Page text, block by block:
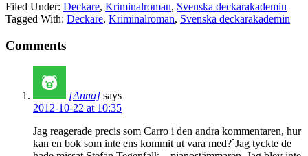
Filed Under: Deckare, Kriminalroman, Svenska deckarakademin
Tagged With: Deckare, Kriminalroman, Svenska deckarakademin
Comments
[Anna] says
2012-10-22 at 10:35
Jag reagerade precis som Carro i den andra kommentaren, hur
kan en bok som inte ens kommit ut vara med?`Jag tyckte de